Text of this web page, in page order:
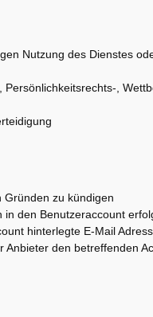
Nutzung des Dienstes
,
Gründen zu kündigen
in den Benutzeraccount
hinterlegte E-Mail
den betreffenden